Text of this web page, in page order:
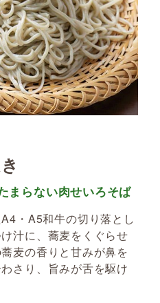
まらない肉せいろそば
・A5和牛の切り落とし
汁に、蕎麦をくぐらせ
麦の香りと甘みが鼻を
さり、旨みが舌を駆け